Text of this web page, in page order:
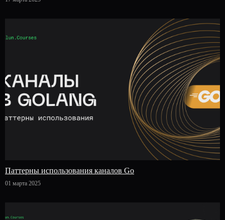
Паттерны использования каналов Go
01 марта 2025